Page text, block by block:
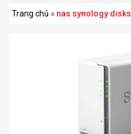
synology
Trang chủ » nas synology